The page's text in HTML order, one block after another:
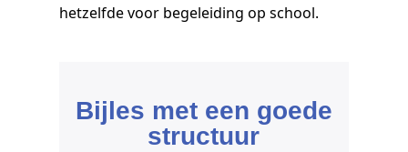
hetzelfde voor begeleiding op school.
Bijles met een goede
structuur